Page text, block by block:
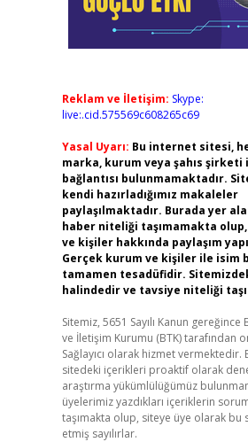
Reklam ve İletişim: Skype:
live:.cid.575569c608265c69
Yasal Uyarı: Bu internet sitesi,
marka, kurum veya şahıs şirketi
bağlantısı bulunmamaktadır.
kendi hazırladığımız makaleler
paylaşılmaktadır. Burada yer
haber niteliği taşımamakta
ve kişiler hakkında paylaşım
Gerçek kurum ve kişiler ile isim
tamamen tesadüfidir.
halindedir ve tavsiye niteliği
Sitemiz, 5651 Sayılı Kanun
ve İletişim Kurumu (BTK) tarafından
Sağlayıcı olarak hizmet vermektedir.
sitedeki içerikleri proaktif olarak
araştırma yükümlülüğümüz
üyelerimiz yazdıkları içeriklerin
taşımakta olup, siteye üye olarak bu
etmiş sayılırlar.